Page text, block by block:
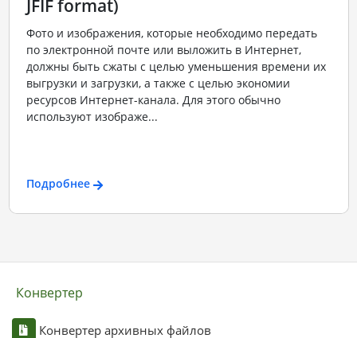
JFIF format)
Фото и изображения, которые необходимо передать
по электронной почте или выложить в Интернет,
должны быть сжаты с целью уменьшения времени их
выгрузки и загрузки, а также с целью экономии
ресурсов Интернет-канала. Для этого обычно
используют изображе...
Подробнее
Конвертер
Конвертер архивных файлов